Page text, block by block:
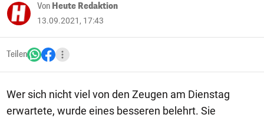
Von Heute Redaktion
13.09.2021, 17:43
Teilen
Wer sich nicht viel von den Zeugen am Dienstag
erwartete, wurde eines besseren belehrt. Sie